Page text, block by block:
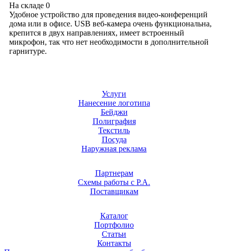
На складе 0
Удобное устройство для проведения видео-конференций
дома или в офисе. USB веб-камера очень функциональна,
крепится в двух направлениях, имеет встроенный
микрофон, так что нет необходимости в дополнительной
гарнитуре.
Услуги
Нанесение логотипа
Бейджи
Полиграфия
Текстиль
Посуда
Наружная реклама
Партнерам
Схемы работы с Р.А.
Поставщикам
Каталог
Портфолио
Статьи
Контакты